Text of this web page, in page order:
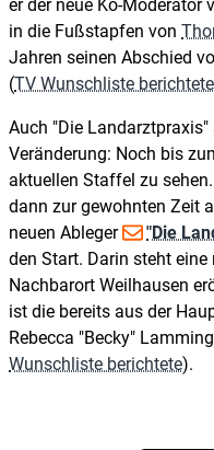
er der neue Ko-Moderator
in die Fußstapfen von
Jahren seinen Abschied
(TV Wunschliste berichtete
Auch "Die
Veränderung: Noch bis
aktuellen Staffel zu
dann zur gewohnten Zeit
neuen Ableger
"Die
den Start. Darin steht
Nachbarort Weilhausen
ist die bereits aus der
Rebecca "Becky"
Wunschliste berichtete).